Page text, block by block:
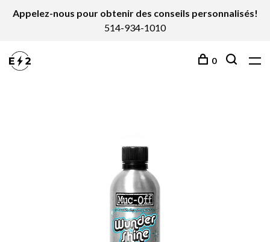
Appelez-nous pour obtenir des conseils personnalisés!
514-934-1010
0